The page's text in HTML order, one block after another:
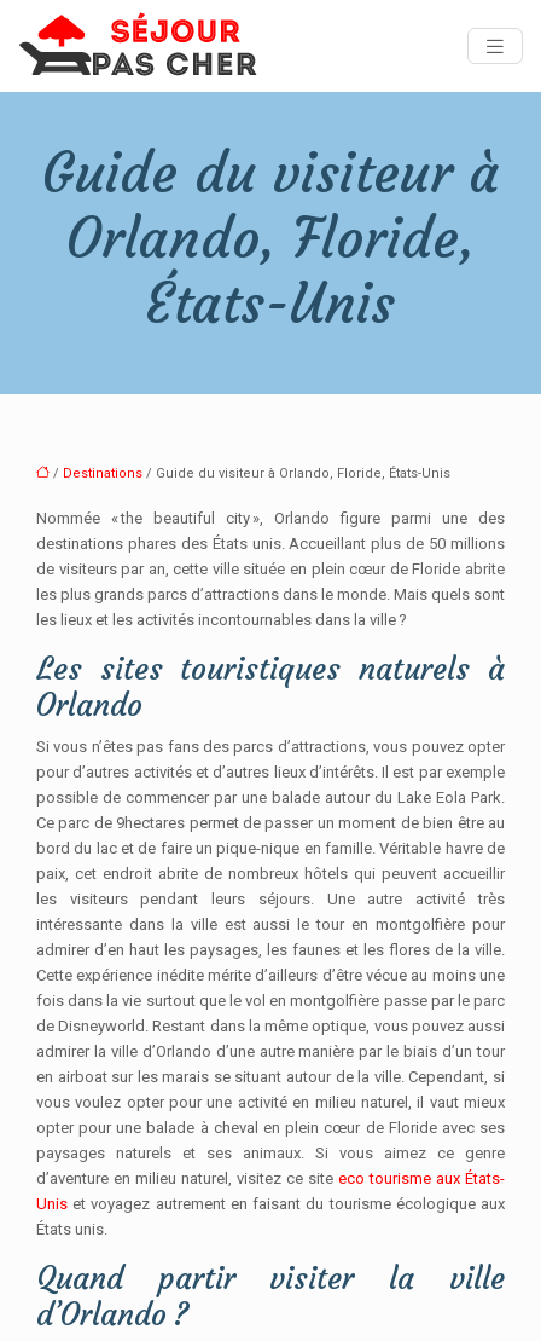
Guide du visiteur à
Orlando, Floride,
États-Unis
/ Destinations / Guide du visiteur à Orlando, Floride, États-Unis
Nommée « the beautiful city », Orlando figure parmi une des
destinations phares des États unis. Accueillant plus de 50 millions
de visiteurs par an, cette ville située en plein cœur de Floride abrite
les plus grands parcs d’attractions dans le monde. Mais quels sont
les lieux et les activités incontournables dans la ville ?
Les sites touristiques naturels à
Orlando
Si vous n’êtes pas fans des parcs d’attractions, vous pouvez opter
pour d’autres activités et d’autres lieux d’intérêts. Il est par exemple
possible de commencer par une balade autour du Lake Eola Park.
Ce parc de 9hectares permet de passer un moment de bien être au
bord du lac et de faire un pique-nique en famille. Véritable havre de
paix, cet endroit abrite de nombreux hôtels qui peuvent accueillir
les visiteurs pendant leurs séjours. Une autre activité très
intéressante dans la ville est aussi le tour en montgolfière pour
admirer d’en haut les paysages, les faunes et les flores de la ville.
Cette expérience inédite mérite d’ailleurs d’être vécue au moins une
fois dans la vie surtout que le vol en montgolfière passe par le parc
de Disneyworld. Restant dans la même optique, vous pouvez aussi
admirer la ville d’Orlando d’une autre manière par le biais d’un tour
en airboat sur les marais se situant autour de la ville. Cependant, si
vous voulez opter pour une activité en milieu naturel, il vaut mieux
opter pour une balade à cheval en plein cœur de Floride avec ses
paysages naturels et ses animaux. Si vous aimez ce genre
d’aventure en milieu naturel, visitez ce site eco tourisme aux États-
Unis et voyagez autrement en faisant du tourisme écologique aux
États unis.
Quand partir visiter la ville
d’Orlando ?